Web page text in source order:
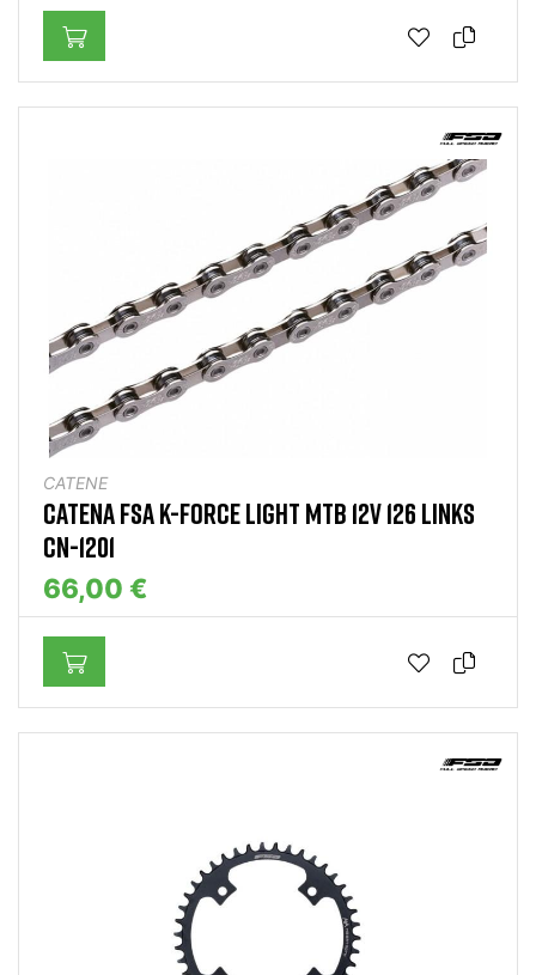
CATENE
CATENA FSA K-FORCE LIGHT MTB 12V 126 LINKS
CN-1201
66,00 €